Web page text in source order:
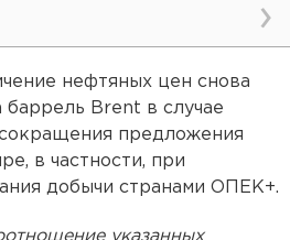
нефтяных цен снова
Brent в случае
предложения
в частности, при
добычи странами ОПЕК+.
указанных